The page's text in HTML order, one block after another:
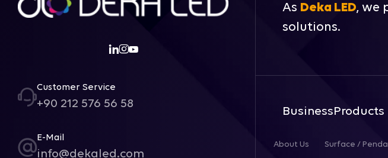
Customer Service
+90 212 576 56 58
E-Mail
info@dekaled.com
As Deka LED, we
solutions.
Business
About Us
Products
Surface /